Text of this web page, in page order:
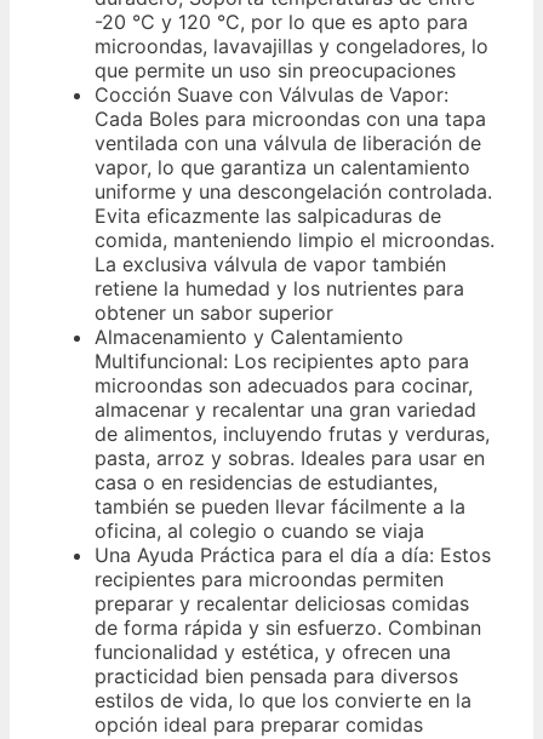
-20 °C y 120 °C, por lo que es apto para
microondas, lavavajillas y congeladores, lo
que permite un uso sin preocupaciones
Cocción Suave con Válvulas de Vapor:
Cada Boles para microondas con una tapa
ventilada con una válvula de liberación de
vapor, lo que garantiza un calentamiento
uniforme y una descongelación controlada.
Evita eficazmente las salpicaduras de
comida, manteniendo limpio el microondas.
La exclusiva válvula de vapor también
retiene la humedad y los nutrientes para
obtener un sabor superior
Almacenamiento y Calentamiento
Multifuncional: Los recipientes apto para
microondas son adecuados para cocinar,
almacenar y recalentar una gran variedad
de alimentos, incluyendo frutas y verduras,
pasta, arroz y sobras. Ideales para usar en
casa o en residencias de estudiantes,
también se pueden llevar fácilmente a la
oficina, al colegio o cuando se viaja
Una Ayuda Práctica para el día a día: Estos
recipientes para microondas permiten
preparar y recalentar deliciosas comidas
de forma rápida y sin esfuerzo. Combinan
funcionalidad y estética, y ofrecen una
practicidad bien pensada para diversos
estilos de vida, lo que los convierte en la
opción ideal para preparar comidas